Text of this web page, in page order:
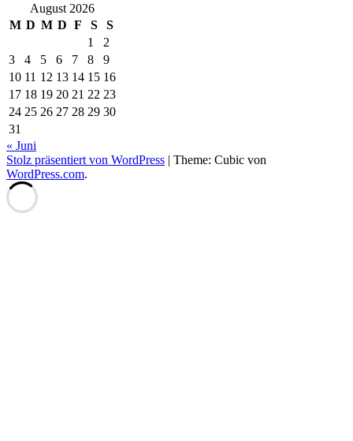
August 2026
M D M D F S
S
1
2
3
4 5 6 7 8
9
10 11 12 13 14 15 16
17 18 19 20 21 22 23
24 25 26 27 28 29 30
31
« Juni
Stolz präsentiert von WordPress | Theme: Cubic von
WordPress.com.